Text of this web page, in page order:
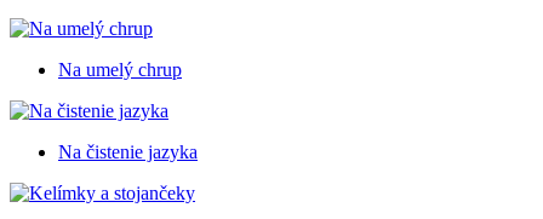
Na umelý chrup
Na čistenie jazyka